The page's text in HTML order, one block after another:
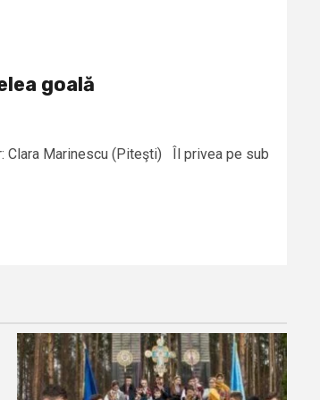
goală
Clara Marinescu (Piteşti) Îl privea pe sub